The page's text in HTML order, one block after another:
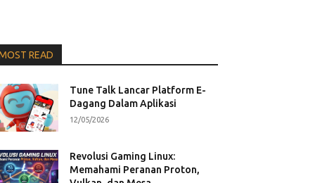
READ
Tune Talk Lancar Platform E-
Dagang Dalam Aplikasi
12/05/2026
Revolusi Gaming Linux:
Memahami Peranan Proton,